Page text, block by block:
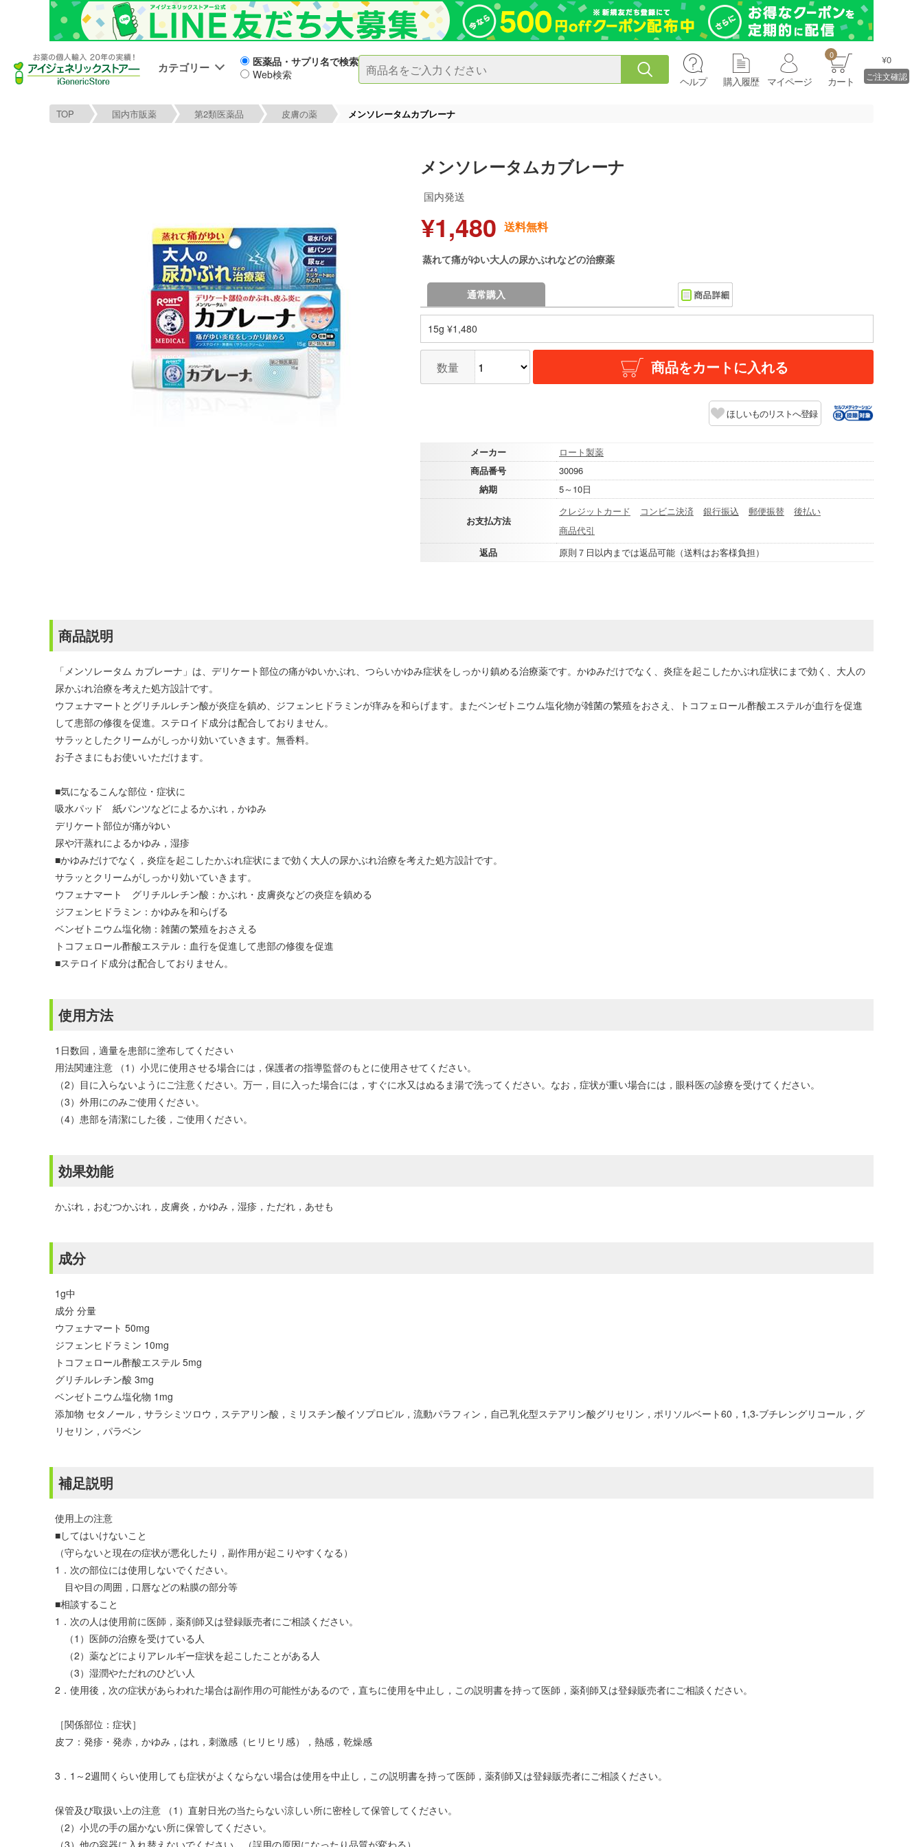
カテゴリー
医薬品・サプリ名で検索
Web検索
ヘルプ 購入履歴 マイページ
0
カート
¥0
ご注文確認
TOP 国内市販薬 第2類医薬品 皮膚の薬 メンソレータムカブレーナ
メンソレータムカブレーナ
国内発送
¥1,480 送料無料
蒸れて痛がゆい大人の尿かぶれなどの治療薬
通常購入
15g ¥1,480
数量 商品をカートに入れる
ほしいものリストへ登録
メーカー
ロート製薬
商品番号
30096
納期
5～10日
お支払方法
クレジットカード コンビニ決済 銀行振込 郵便振替
後払い
商品代引
返品
原則７日以内までは返品可能（送料はお客様負担）
商品説明
「メンソレータム カブレーナ」は、デリケート部位の痛がゆいかぶれ、つらいかゆみ症状をしっかり鎮める治療薬です。かゆみだけでなく、炎症を起こしたかぶれ症状にまで効く、大人の
尿かぶれ治療を考えた処方設計です。
ウフェナマートとグリチルレチン酸が炎症を鎮め、ジフェンヒドラミンが痒みを和らげます。またベンゼトニウム塩化物が雑菌の繁殖をおさえ、トコフェロール酢酸エステルが血行を促進
して患部の修復を促進。ステロイド成分は配合しておりません。
サラッとしたクリームがしっかり効いていきます。無香料。
お子さまにもお使いいただけます。
■気になるこんな部位・症状に
吸水パッド 紙パンツなどによるかぶれ，かゆみ
デリケート部位が痛がゆい
尿や汗蒸れによるかゆみ，湿疹
■かゆみだけでなく，炎症を起こしたかぶれ症状にまで効く大人の尿かぶれ治療を考えた処方設計です。
サラッとクリームがしっかり効いていきます。
ウフェナマート グリチルレチン酸：かぶれ・皮膚炎などの炎症を鎮める
ジフェンヒドラミン：かゆみを和らげる
ベンゼトニウム塩化物：雑菌の繁殖をおさえる
トコフェロール酢酸エステル：血行を促進して患部の修復を促進
■ステロイド成分は配合しておりません。
使用方法
1日数回，適量を患部に塗布してください
用法関連注意 （1）小児に使用させる場合には，保護者の指導監督のもとに使用させてください。
（2）目に入らないようにご注意ください。万一，目に入った場合には，すぐに水又はぬるま湯で洗ってください。なお，症状が重い場合には，眼科医の診療を受けてください。
（3）外用にのみご使用ください。
（4）患部を清潔にした後，ご使用ください。
効果効能
かぶれ，おむつかぶれ，皮膚炎，かゆみ，湿疹，ただれ，あせも
成分
1g中
成分 分量
ウフェナマート 50mg
ジフェンヒドラミン 10mg
トコフェロール酢酸エステル 5mg
グリチルレチン酸 3mg
ベンゼトニウム塩化物 1mg
添加物 セタノール，サラシミツロウ，ステアリン酸，ミリスチン酸イソプロピル，流動パラフィン，自己乳化型ステアリン酸グリセリン，ポリソルベート60，1,3-ブチレングリコール，グ
リセリン，パラベン
補足説明
使用上の注意
■してはいけないこと
（守らないと現在の症状が悪化したり，副作用が起こりやすくなる）
1．次の部位には使用しないでください。
目や目の周囲，口唇などの粘膜の部分等
■相談すること
1．次の人は使用前に医師，薬剤師又は登録販売者にご相談ください。
（1）医師の治療を受けている人
（2）薬などによりアレルギー症状を起こしたことがある人
（3）湿潤やただれのひどい人
2．使用後，次の症状があらわれた場合は副作用の可能性があるので，直ちに使用を中止し，この説明書を持って医師，薬剤師又は登録販売者にご相談ください。
［関係部位：症状］
皮フ：発疹・発赤，かゆみ，はれ，刺激感（ヒリヒリ感），熱感，乾燥感
3．1～2週間くらい使用しても症状がよくならない場合は使用を中止し，この説明書を持って医師，薬剤師又は登録販売者にご相談ください。
保管及び取扱い上の注意 （1）直射日光の当たらない涼しい所に密栓して保管してください。
（2）小児の手の届かない所に保管してください。
（3）他の容器に入れ替えないでください。（誤用の原因になったり品質が変わる）